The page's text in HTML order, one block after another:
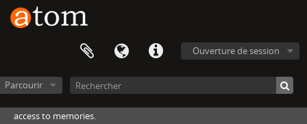
Ouverture de session
Parcourir
access to memories.